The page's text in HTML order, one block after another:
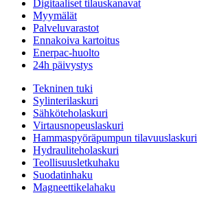
Digitaaliset tilauskanavat
Myymälät
Palveluvarastot
Ennakoiva kartoitus
Enerpac-huolto
24h päivystys
Tekninen tuki
Sylinterilaskuri
Sähköteholaskuri
Virtausnopeuslaskuri
Hammaspyöräpumpun tilavuuslaskuri
Hydrauliteholaskuri
Teollisuusletkuhaku
Suodatinhaku
Magneettikelahaku